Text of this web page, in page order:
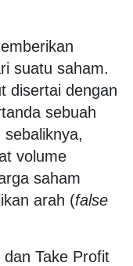
suatu saham.
disertai dengan
sebuah
volume
saham
arah (false
Take Profit